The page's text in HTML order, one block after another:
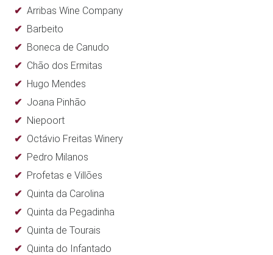
Arribas Wine Company
Barbeito
Boneca de Canudo
Chão dos Ermitas
Hugo Mendes
Joana Pinhão
Niepoort
Octávio Freitas Winery
Pedro Milanos
Profetas e Villões
Quinta da Carolina
Quinta da Pegadinha
Quinta de Tourais
Quinta do Infantado